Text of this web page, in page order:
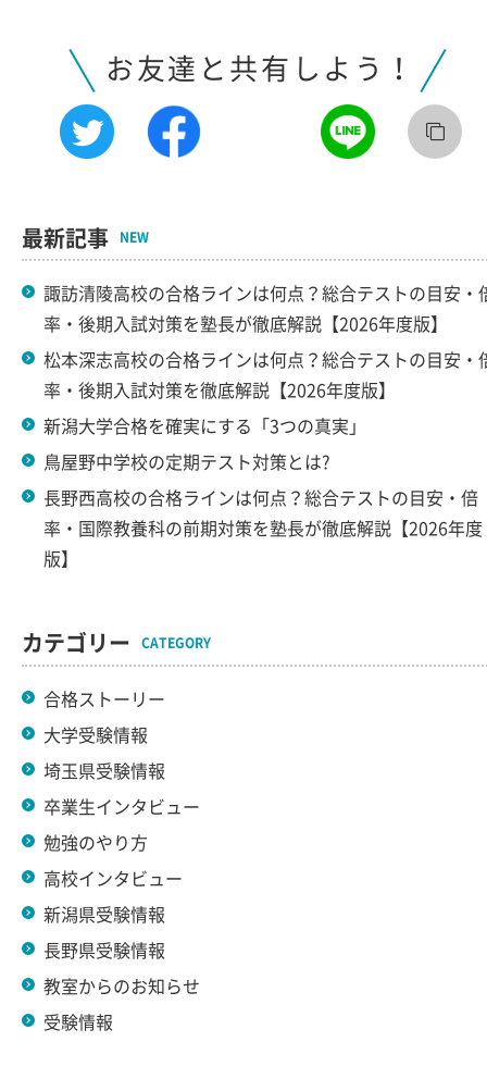
お友達と共有しよう！
最新記事 NEW
諏訪清陵高校の合格ラインは何点？総合テストの目安・
率・後期入試対策を塾長が徹底解説【2026年度版】
松本深志高校の合格ラインは何点？総合テストの目安・
率・後期入試対策を徹底解説【2026年度版】
新潟大学合格を確実にする「3つの真実」
鳥屋野中学校の定期テスト対策とは?
長野西高校の合格ラインは何点？総合テストの目安・倍
率・国際教養科の前期対策を塾長が徹底解説【2026年度
版】
カテゴリー CATEGORY
合格ストーリー
大学受験情報
埼玉県受験情報
卒業生インタビュー
勉強のやり方
高校インタビュー
新潟県受験情報
長野県受験情報
教室からのお知らせ
受験情報